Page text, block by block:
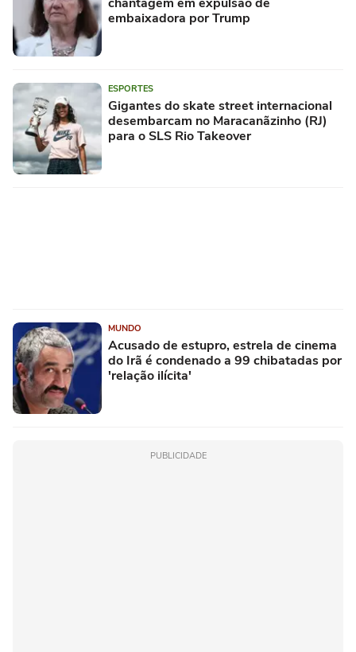
embaixadora por Trump
ESPORTES
Gigantes do skate street internacional
desembarcam no Maracanãzinho (RJ)
para o SLS Rio Takeover
MUNDO
Acusado de estupro, estrela de cinema
do Irã é condenado a 99 chibatadas por
'relação ilícita'
PUBLICIDADE